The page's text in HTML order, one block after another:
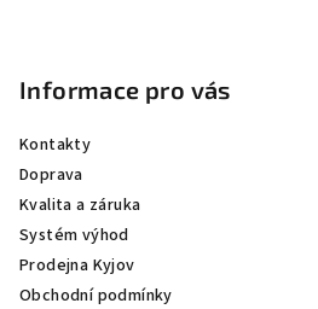
Informace pro vás
Kontakty
Doprava
Kvalita a záruka
Systém výhod
Prodejna Kyjov
Obchodní podmínky